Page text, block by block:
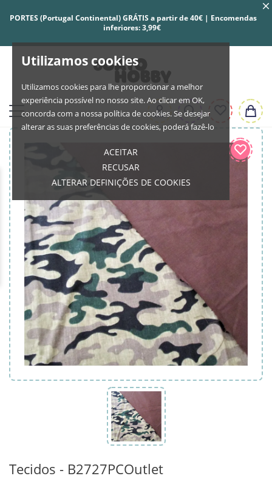
Utilizamos cookies
Utilizamos cookies para lhe proporcionar a melhor
experiência possível no nosso site. Ao clicar em OK,
concorda com a nossa política de cookies. Se desejar
alterar as suas preferências de cookies, poderá fazê-lo
ACEITAR
RECUSAR
ALTERAR DEFINIÇÕES DE COOKIES
PORTES (Portugal Continental) GRÁTIS a partir de 40€ | Encomendas
inferiores: 3,99€
Tecidos - B2727PCOutlet